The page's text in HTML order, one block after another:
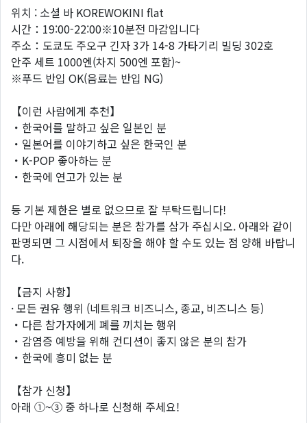
위치 : 소셜 바 KOREWOKINI flat
시간：19:00-22:00※10분전 마감입니다
주소：도쿄도 주오구 긴자 3가 14-8 가타기리 빌딩 302호
안주 세트 1000엔(차지 500엔 포함)~
※푸드 반입 OK(음료는 반입 NG)
【이런 사람에게 추천】
・한국어를 말하고 싶은 일본인 분
・일본어를 이야기하고 싶은 한국인 분
・K-POP 좋아하는 분
・한국에 연고가 있는 분
등 기본 제한은 별로 없으므로 잘 부탁드립니다!
다만 아래에 해당되는 분은 참가를 삼가 주십시오. 아래와 같이
판명되면 그 시점에서 퇴장을 해야 할 수도 있는 점 양해 바랍니
다.
【금지 사항】
· 모든 권유 행위 (네트워크 비즈니스, 종교, 비즈니스 등)
・다른 참가자에게 폐를 끼치는 행위
・감염증 예방을 위해 컨디션이 좋지 않은 분의 참가
・한국에 흥미 없는 분
【참가 신청】
아래 ①~③ 중 하나로 신청해 주세요!